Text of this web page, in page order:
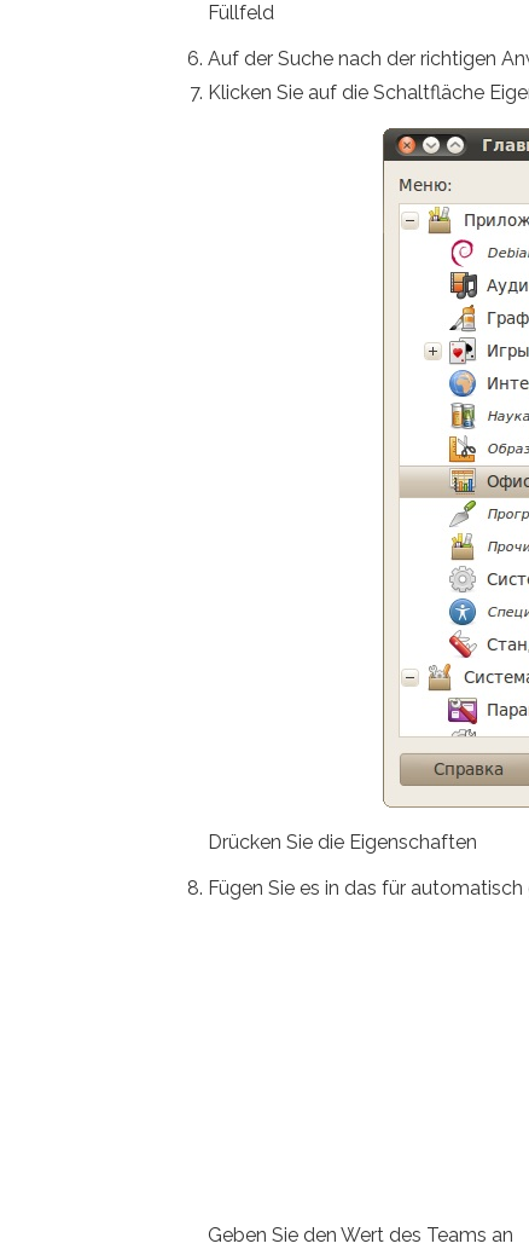
Füllfeld
Auf der Suche nach der richtigen
Klicken Sie auf die Schaltfläche
Drücken Sie die Eigenschaften
Fügen Sie es in das für
Geben Sie den Wert des Teams an